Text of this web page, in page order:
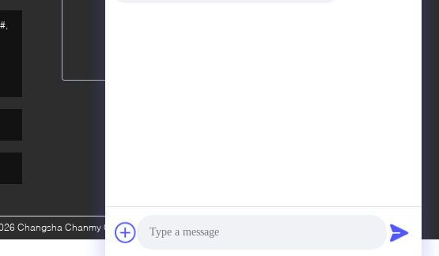
Changsha Chanmy Cosmetics Co., Ltd. All Rights Reserved.